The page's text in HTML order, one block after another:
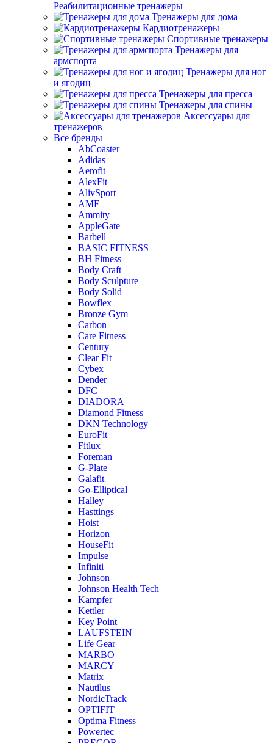
Реабилитационные тренажеры
Тренажеры для дома
Кардиотренажеры
Спортивные тренажеры
Тренажеры для
армспорта
Тренажеры для ног
и ягодиц
Тренажеры для пресса
Тренажеры для спины
Аксессуары для
тренажеров
Все бренды
AbCoaster
Adidas
Aerofit
AlexFit
AlivSport
AMF
Ammity
AppleGate
Barbell
BASIC FITNESS
BH Fitness
Body Craft
Body Sculpture
Body Solid
Bowflex
Bronze Gym
Carbon
Care Fitness
Century
Clear Fit
Cybex
Dender
DFC
DIADORA
Diamond Fitness
DKN Technology
EuroFit
Fitlux
Foreman
G-Plate
Galafit
Go-Elliptical
Halley
Hasttings
Hoist
Horizon
HouseFit
Impulse
Infiniti
Johnson
Johnson Health Tech
Kampfer
Kettler
Key Point
LAUFSTEIN
Life Gear
MARBO
MARCY
Matrix
Nautilus
NordicTrack
OPTIFIT
Optima Fitness
Powertec